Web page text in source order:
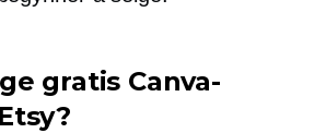
gratis Canva-